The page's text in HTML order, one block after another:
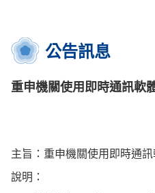
公告訊息
重申機關使用即時通訊軟
主旨：重申機關使用即時通
說明：